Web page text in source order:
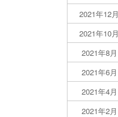
2021年12月
2021年10月
2021年8月
2021年6月
2021年4月
2021年2月